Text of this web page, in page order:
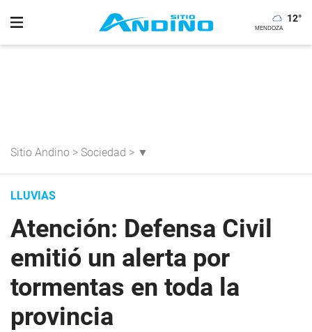
12°
Sitio Andino > Sociedad > ▼
LLUVIAS
Atención: Defensa Civil
emitió un alerta por
tormentas en toda la
provincia